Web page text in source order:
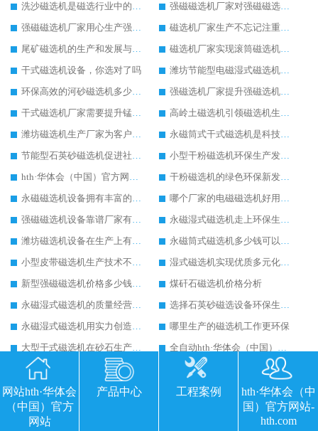
洗沙磁选机是磁选行业中的知名设备
强磁磁选机厂家对强磁磁选机进行质量和技术升级
强磁磁选机厂家用心生产强磁磁选机设备
磁选机厂家生产不忘记注重品质问题
尾矿磁选机的生产和发展与客户携手共进
磁选机厂家实现滚筒磁选机的全方面发展
干式磁选机设备，你选对了吗
潍坊节能型电磁湿式磁选机价格多少
环保高效的河砂磁选机多少钱，一小时可产300吨
强磁选机厂家提升强磁选机的生产性能
干式磁选机厂家需要提升锰矿干式磁选机生产技术
高岭土磁选机引领磁选机生产新风尚
潍坊磁选机生产厂家为客户生产带来可观经济效益
永磁筒式干式磁选机是科技含量高的磁选机设备
节能型石英砂磁选机促进社会经济效益的提升
小型干粉磁选机环保生产发展速度快
hth·华体会（中国）官方网站-hth.com 是您致富路上的好帮手
干粉磁选机的绿色环保新发展之路
永磁磁选机设备拥有丰富的经济和社会价值
哪个厂家的电磁磁选机好用又便宜
强磁磁选机设备靠谱厂家有哪些特点
永磁湿式磁选机走上环保生产之路
潍坊磁选机设备在生产上有哪些优势
永磁筒式磁选机多少钱可以买到
小型皮带磁选机生产技术不断提升
湿式磁选机实现优质多元化发展
新型强磁磁选机价格多少钱一台
煤矸石磁选机价格分析
永磁湿式磁选机的质量经营是用户选择的前提
选择石英砂磁选设备环保生产效果明显
永磁湿式磁选机用实力创造美好未来
哪里生产的磁选机工作更环保
大型干式磁选机在砂石生产线中的作用
全自动hth·华体会（中国）官方网站-hth.com 提升企业工作效率
湿式滚筒磁选机追求创新生产
谦虚让输送带式磁选机更加优秀
干式强磁选机的智能化发展
工业生产怎么能少得了全自动湿式磁选机
电磁磁选机与客户共同创造新的辉煌
网站hth·华体会
（中国）官方
网站
产品中心 工程案例
hth·华体会（中
国）官方网站-
hth.com